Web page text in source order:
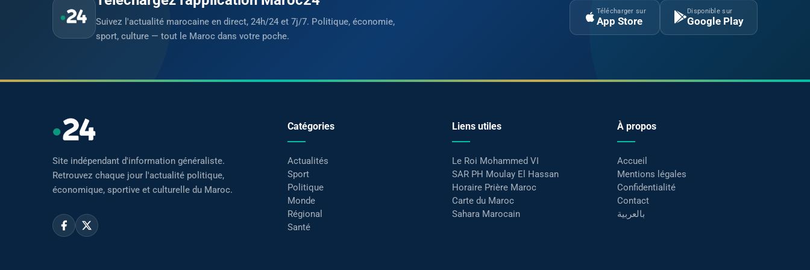
Suivez l'actualité marocaine en direct, 24h/24 et 7j/7. Politique, économie,
sport, culture — tout le Maroc dans votre poche.
Télécharger sur
App Store
Disponible sur
Google Play
Site indépendant d'information généraliste.
Retrouvez chaque jour l'actualité politique,
économique, sportive et culturelle du Maroc.
Catégories
Actualités
Sport
Politique
Monde
Régional
Santé
Liens utiles
Le Roi Mohammed VI
SAR PH Moulay El Hassan
Horaire Prière Maroc
Carte du Maroc
Sahara Marocain
À propos
Accueil
Mentions légales
Confidentialité
Contact
بالعربية